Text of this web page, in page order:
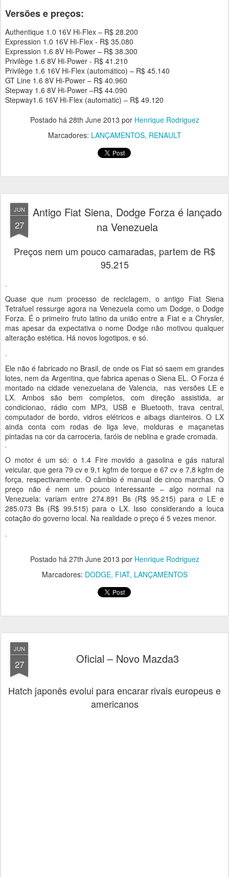
Versões e preços:
Authentique 1.0 16V Hi-Flex – R$ 28.200
Expression 1.0 16V Hi-Flex - R$ 35.080
Expression 1.6 8V Hi-Power – R$ 38.300
Privilège 1.6 8V Hi-Power - R$ 41.210
Privilège 1.6 16V Hi-Flex (automático) – R$ 45.140
GT Line 1.6 8V Hi-Power – R$ 40.960
Stepway 1.6 8V Hi-Power –R$ 44.090
Stepway1.6 16V Hi-Flex (automatic) – R$ 49.120
Postado há 28th June 2013 por Henrique Rodriguez
Marcadores: LANÇAMENTOS RENAULT
JUN
27
Antigo Fiat Siena, Dodge Forza é lançado
na Venezuela
Preços nem um pouco camaradas, partem de R$
95.215
Quase que num processo de reciclagem, o antigo Fiat Siena
Tetrafuel ressurge agora na Venezuela como um Dodge, o Dodge
Forza. É o primeiro fruto latino da união entre a Fiat e a Chrysler,
mas apesar da expectativa o nome Dodge não motivou qualquer
alteração estética. Há novos logotipos, e só.
Ele não é fabricado no Brasil, de onde os Fiat só saem em grandes
lotes, nem da Argentina, que fabrica apenas o Siena EL. O Forza é
montado na cidade venezuelana de Valencia, nas versões LE e
LX. Ambos são bem completos, com direção assistida, ar
condicionao, rádio com MP3, USB e Bluetooth, trava central,
computador de bordo, vidros elétricos e aibags dianteiros. O LX
ainda conta com rodas de liga leve, molduras e maçanetas
pintadas na cor da carroceria, faróis de neblina e grade cromada.
O motor é um só: o 1.4 Fire movido a gasolina e gás natural
veicular, que gera 79 cv e 9,1 kgfm de torque e 67 cv e 7,8 kgfm de
força, respectivamente. O câmbio é manual de cinco marchas. O
preço não é nem um pouco interessante – algo normal na
Venezuela: variam entre 274.891 Bs (R$ 95.215) para o LE e
285.073 Bs (R$ 99.515) para o LX. Isso considerando a louca
cotação do governo local. Na realidade o preço é 5 vezes menor.
Postado há 27th June 2013 por Henrique Rodriguez
Marcadores: DODGE FIAT LANÇAMENTOS
JUN
27 Oficial – Novo Mazda3
Hatch japonês evolui para encarar rivais europeus e
americanos